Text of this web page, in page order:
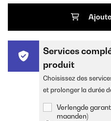
Services
produit
Choisissez des
et prolonger la durée
Verlengde
maanden)